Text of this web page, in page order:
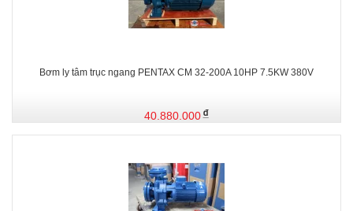
Bơm ly tâm trục ngang PENTAX CM 32-200A 10HP 7.5KW 380V
40.880.000